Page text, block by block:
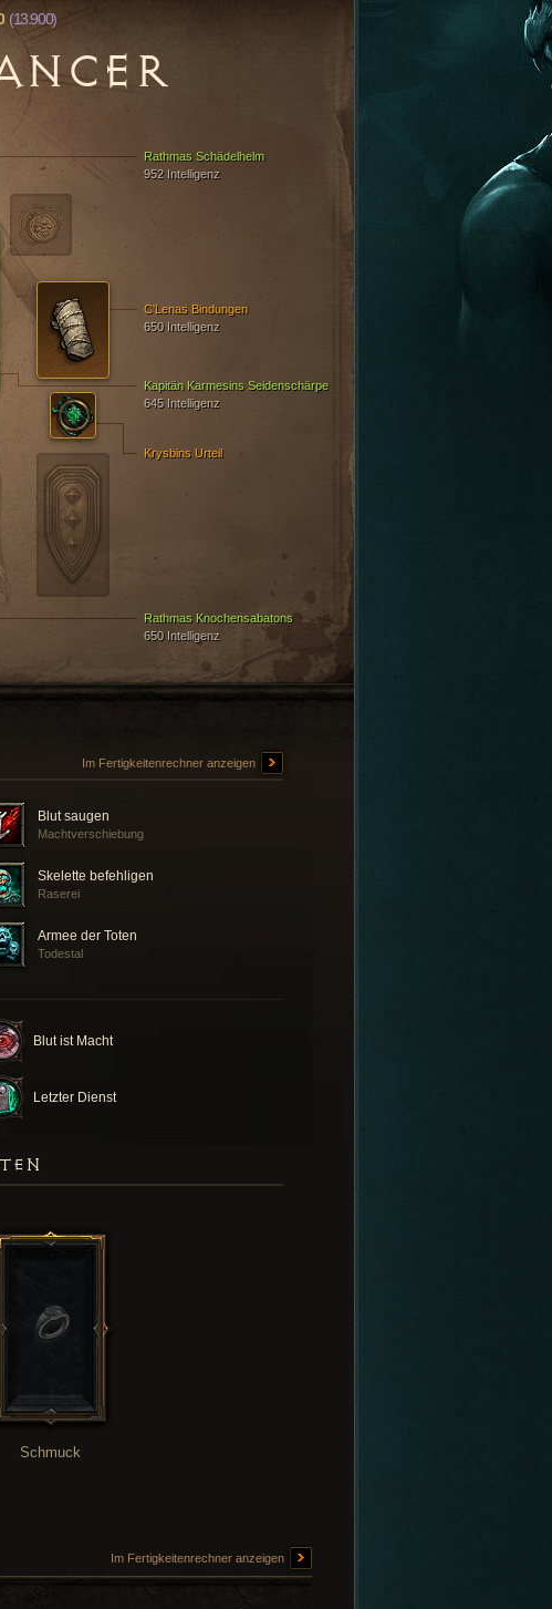
(13.900)
Rathmas Schädelhelm
952 Intelligenz
Rathmas Knochensabatons
650 Intelligenz
C'Lenas Bindungen
650 Intelligenz
Kapitän Karmesins Seidenschärpe
645 Intelligenz
Krysbins Urteil
Im Fertigkeitenrechner anzeigen
Blut saugen
Machtverschiebung
Skelette befehligen
Raserei
Armee der Toten
Todestal
Blut ist Macht
Letzter Dienst
Schmuck
Im Fertigkeitenrechner anzeigen